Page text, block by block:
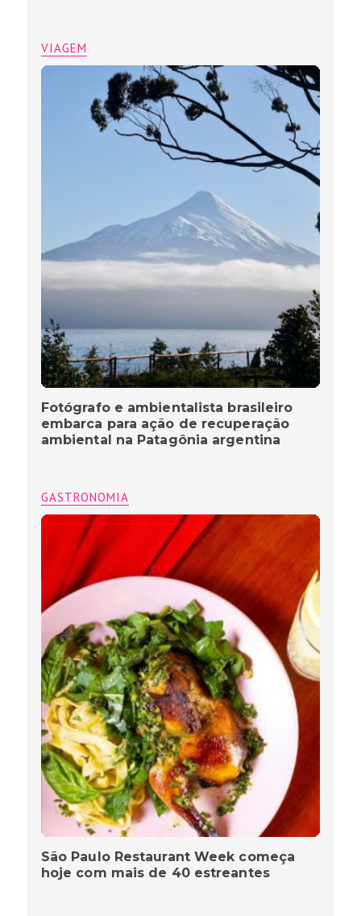
VIAGEM
Fotógrafo e ambientalista brasileiro
embarca para ação de recuperação
ambiental na Patagônia argentina
GASTRONOMIA
São Paulo Restaurant Week começa
hoje com mais de 40 estreantes